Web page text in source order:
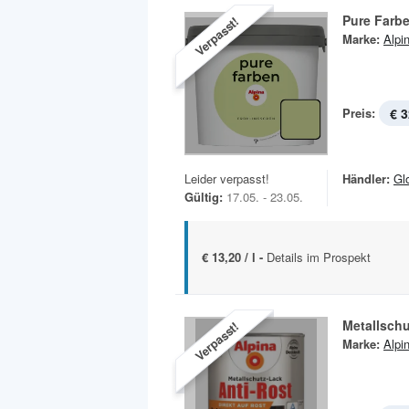
Verpasst! Pure
Marke:
Preis: €
Leider verpasst!
Gültig: 17.05. - 23.05.
Händler:
€ 13,20 / l - Details im Prospekt
Verpasst! Marke: